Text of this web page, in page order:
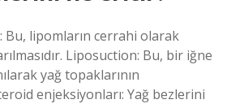
Bu, lipomların cerrahi olarak
Liposuction: Bu, bir iğne
yağ topaklarının
enjeksiyonları: Yağ bezlerini